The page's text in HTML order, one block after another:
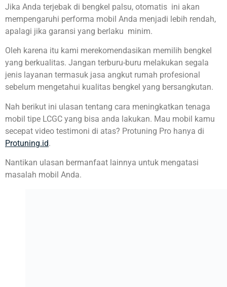
Jika Anda terjebak di bengkel palsu, otomatis ini akan
mempengaruhi performa mobil Anda menjadi lebih rendah,
apalagi jika garansi yang berlaku minim.
Oleh karena itu kami merekomendasikan memilih bengkel
yang berkualitas. Jangan terburu-buru melakukan segala
jenis layanan termasuk jasa angkut rumah profesional
sebelum mengetahui kualitas bengkel yang bersangkutan.
Nah berikut ini ulasan tentang cara meningkatkan tenaga
mobil tipe LCGC yang bisa anda lakukan. Mau mobil kamu
secepat video testimoni di atas? Protuning Pro hanya di
Protuning.id.
Nantikan ulasan bermanfaat lainnya untuk mengatasi
masalah mobil Anda.